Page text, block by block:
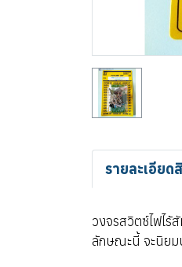
รายละเอียด
วงจรสวิตซ์ไฟไร้
ลักษณะนี้ จะนิยม